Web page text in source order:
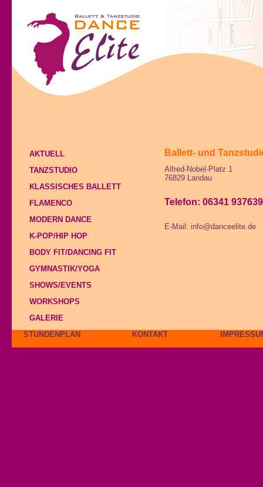
AKTUELL
TANZSTUDIO
KLASSISCHES BALLETT
FLAMENCO
MODERN DANCE
K-POP/HIP HOP
BODY FIT/DANCING FIT
GYMNASTIK/YOGA
SHOWS/EVENTS
WORKSHOPS
GALERIE
Ballett- und
Alfred-Nobel-Platz 1
76829 Landau
Telefon: 06341
E-Mail: info@danceelite.de
STUNDENPLAN KONTAKT